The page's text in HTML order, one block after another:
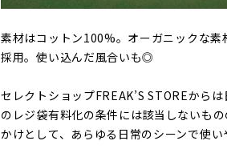
素材はコットン100%。オーガニックな
採用。使い込んだ風合いも◎
セレクトショップFREAK’S STOREから
のレジ袋有料化の条件には該当しないも
かけとして、あらゆる日常のシーンで使